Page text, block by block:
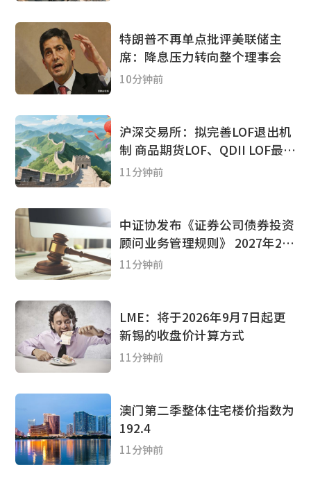
特朗普不再单点批评美联储主
席：降息压力转向整个理事会
10分钟前
沪深交易所：拟完善LOF退出机
制 商品期货LOF、QDII LOF最晚
2027年底终止上市
11分钟前
中证协发布《证券公司债券投资
顾问业务管理规则》 2027年2月
5日起正式施行
11分钟前
LME：将于2026年9月7日起更
新锡的收盘价计算方式
11分钟前
澳门第二季整体住宅楼价指数为
192.4
11分钟前